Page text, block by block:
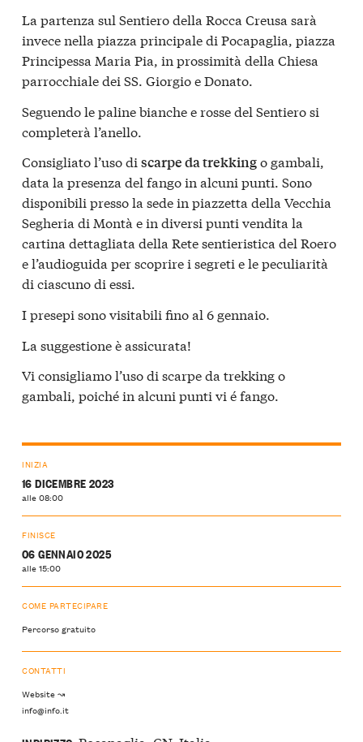
La partenza sul Sentiero della Rocca Creusa sarà
invece nella piazza principale di Pocapaglia, piazza
Principessa Maria Pia, in prossimità della Chiesa
parrocchiale dei SS. Giorgio e Donato.
Seguendo le paline bianche e rosse del Sentiero si
completerà l’anello.
Consigliato l’uso di scarpe da trekkingo gambali,
data la presenza del fango in alcuni punti. Sono
disponibili presso la sede in piazzetta della Vecchia
Segheria di Montà e in diversi punti vendita la
cartina dettagliata della Rete sentieristica del Roero
e l’audioguida per scoprire i segreti e le peculiarità
di ciascuno di essi.
I presepi sono visitabili fino al 6 gennaio.
La suggestione è assicurata!
Vi consigliamo l’uso di scarpe da trekking o
gambali, poiché in alcuni punti vi é fango.
INIZIA
16 DICEMBRE 2023
alle 08:00
FINISCE
06 GENNAIO 2025
alle 15:00
COME PARTECIPARE
Percorso gratuito
CONTATTI
Website ↝
info@info.it